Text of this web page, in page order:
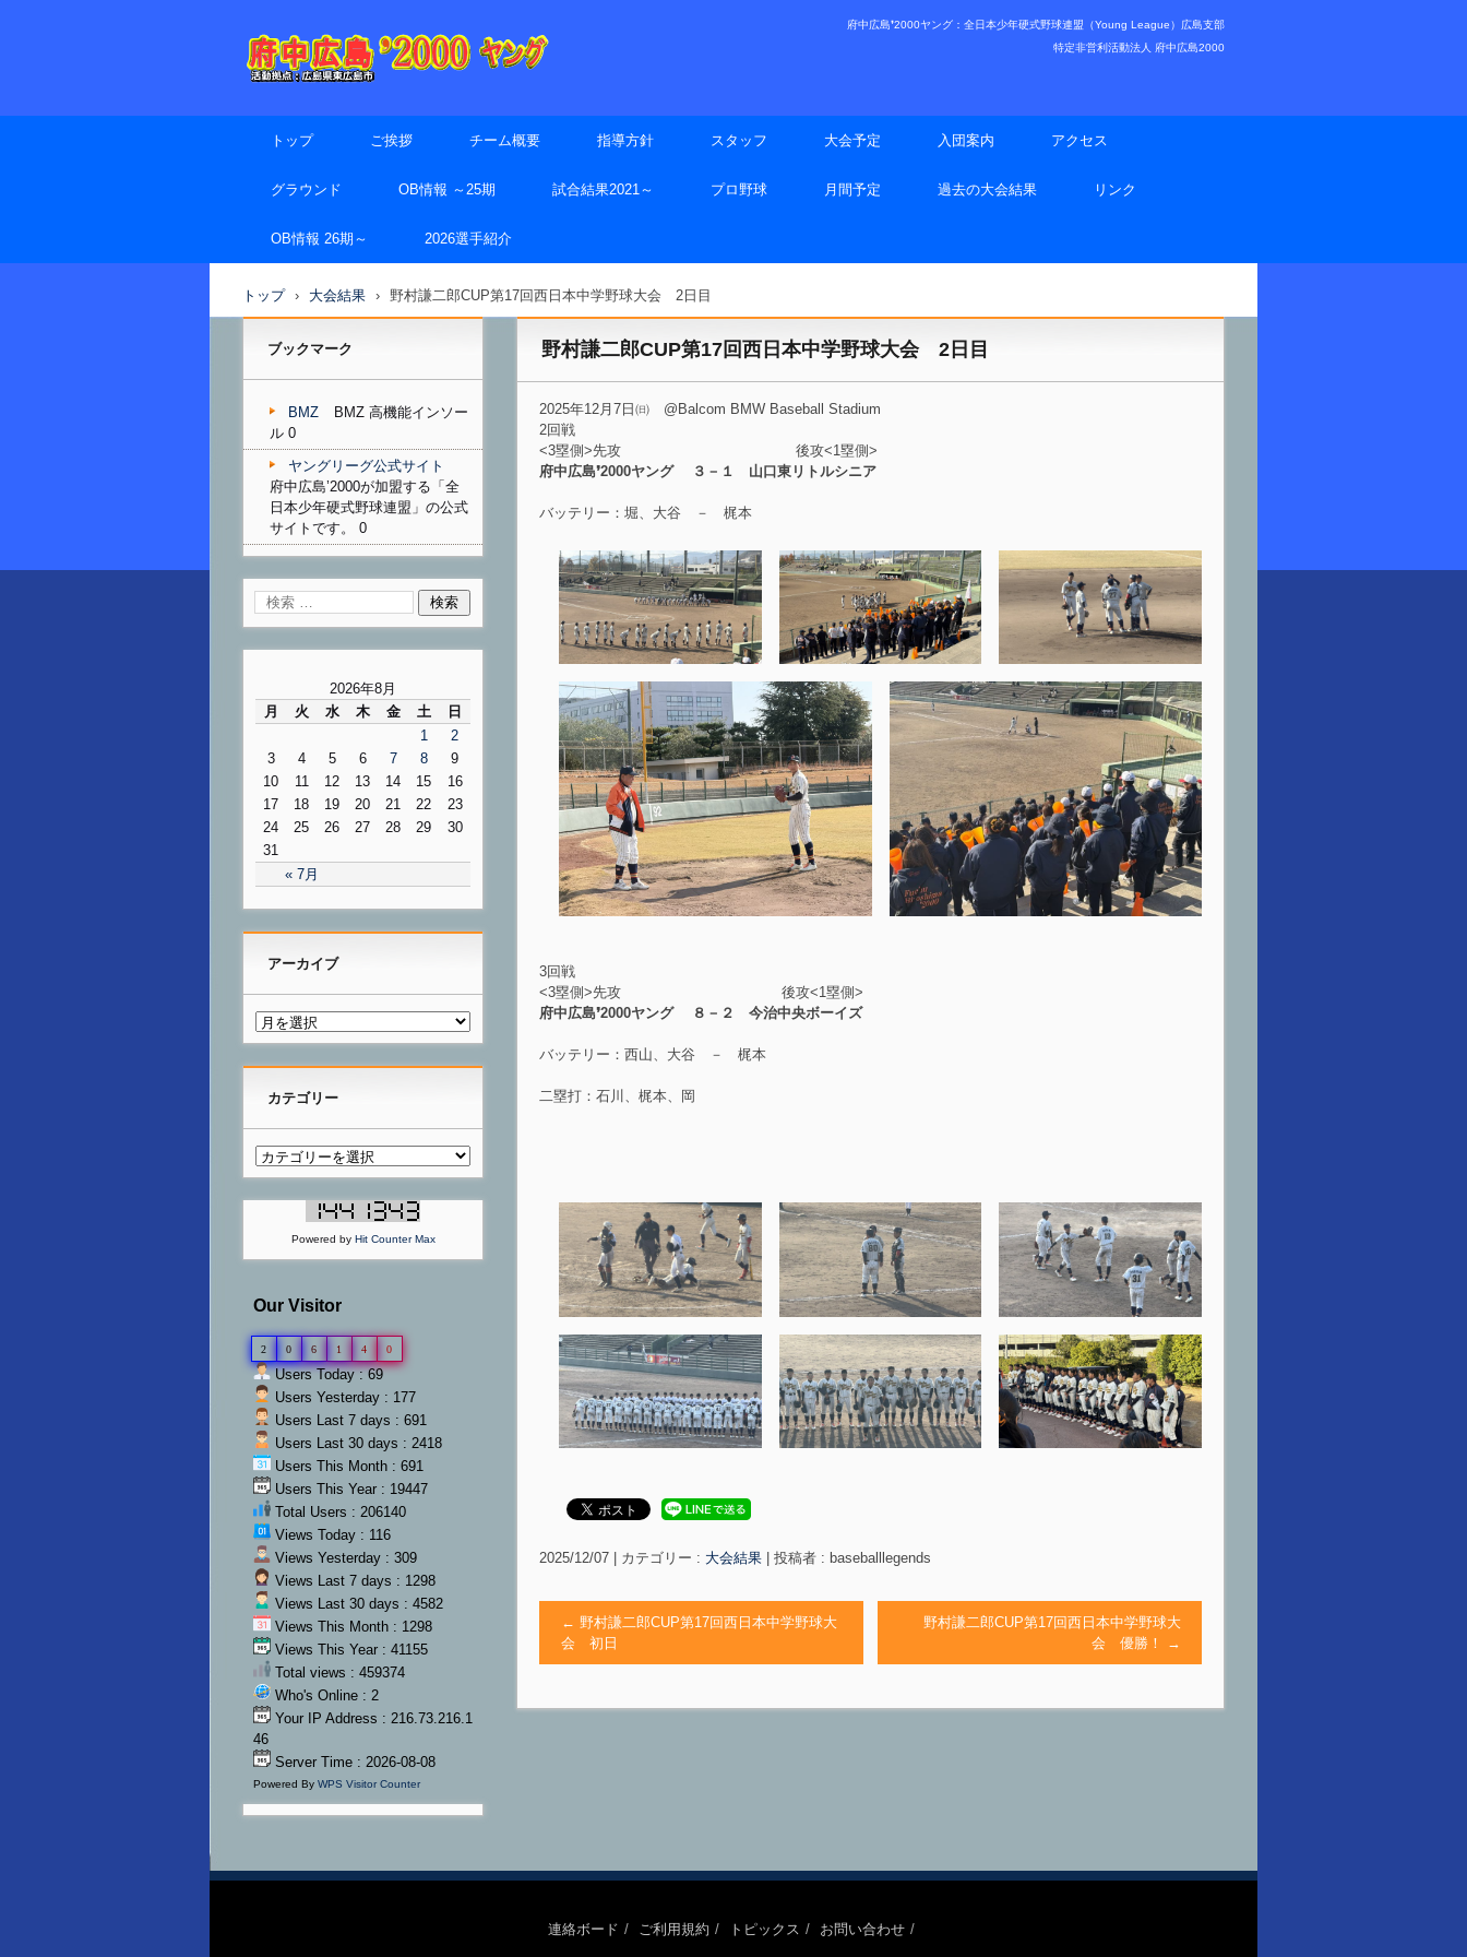
府中広島❜2000ヤング：全日本少年硬式野球連盟（Young League）広島支部
特定非営利活動法人 府中広島2000
トップ ご挨拶 チーム概要 指導方針 スタッフ 大会予定 入団案内 アクセス
グラウンド OB情報 ～25期 試合結果2021～ プロ野球 月間予定 過去の大会結果 リンク
OB情報 26期～ 2026選手紹介
トップ › 大会結果 › 野村謙二郎CUP第17回西日本中学野球大会 2日目
野村謙二郎CUP第17回西日本中学野球大会 2日目
2025年12月7日㈰ @Balcom BMW Baseball Stadium
2回戦
<3塁側>先攻 後攻<1塁側>
府中広島❜2000ヤング ３－１ 山口東リトルシニア
バッテリー：堀、大谷 － 梶本
3回戦
<3塁側>先攻 後攻<1塁側>
府中広島❜2000ヤング ８－２ 今治中央ボーイズ
バッテリー：西山、大谷 － 梶本
二塁打：石川、梶本、岡
2025/12/07 カテゴリー : 大会結果 投稿者 : baseballlegends
← 野村謙二郎CUP第17回西日本中学野球大
会 初日
野村謙二郎CUP第17回西日本中学野球大
会 優勝！
→
ブックマーク
BMZ
BMZ 高機能インソー
ル 0
ヤングリーグ公式サイト
府中広島’2000が加盟する「全
日本少年硬式野球連盟」の公式
サイトです。 0
2026年8月
月
火 水 木 金 土 日
« 7月
1
2
3
4 5 6 7 8
9
10
11 12 13 14 15
16
17
18 19 20 21 22
23
24
25 26 27 28 29
30
31
アーカイブ
カテゴリー
Powered by Hit Counter Max
Our Visitor
2 0 6 1 4 0
Users Today : 69
Users Yesterday : 177
Users Last 7 days : 691
Users Last 30 days : 2418
Users This Month : 691
Users This Year : 19447
Total Users : 206140
Views Today : 116
Views Yesterday : 309
Views Last 7 days : 1298
Views Last 30 days : 4582
Views This Month : 1298
Views This Year : 41155
Total views : 459374
Who's Online : 2
Your IP Address : 216.73.216.1
46
Server Time : 2026-08-08
Powered By WPS Visitor Counter
連絡ボード ご利用規約 トピックス お問い合わせ